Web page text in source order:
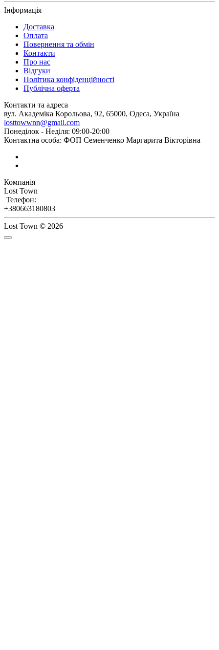
Інформація
Доставка
Оплата
Повернення та обмін
Контакти
Про нас
Відгуки
Політика конфіденційності
Публічна оферта
Контакти та адреса
вул. Академіка Корольова, 92, 65000, Одеса, Україна
losttowwnn@gmail.com
Понеділок - Неділя: 09:00-20:00
Контактна особа: ФОП Семенченко Маргарита Вікторівна
Компанія
Lost Town
Телефон:
+380663180803
Lost Town © 2026